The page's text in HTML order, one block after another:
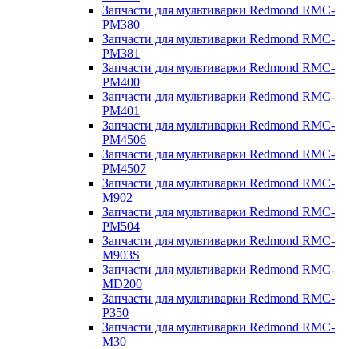
Запчасти для мультиварки Redmond RMC-
PM380
Запчасти для мультиварки Redmond RMC-
PM381
Запчасти для мультиварки Redmond RMC-
PM400
Запчасти для мультиварки Redmond RMC-
PM401
Запчасти для мультиварки Redmond RMC-
PM4506
Запчасти для мультиварки Redmond RMC-
PM4507
Запчасти для мультиварки Redmond RMC-
M902
Запчасти для мультиварки Redmond RMC-
PM504
Запчасти для мультиварки Redmond RMC-
M903S
Запчасти для мультиварки Redmond RMC-
MD200
Запчасти для мультиварки Redmond RMC-
P350
Запчасти для мультиварки Redmond RMC-
M30